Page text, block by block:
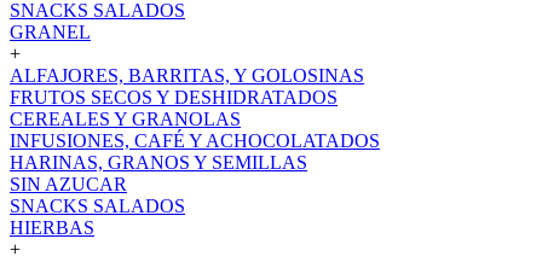
SNACKS SALADOS
GRANEL
+
ALFAJORES, BARRITAS, Y GOLOSINAS
FRUTOS SECOS Y DESHIDRATADOS
CEREALES Y GRANOLAS
INFUSIONES, CAFÉ Y ACHOCOLATADOS
HARINAS, GRANOS Y SEMILLAS
SIN AZUCAR
SNACKS SALADOS
HIERBAS
+